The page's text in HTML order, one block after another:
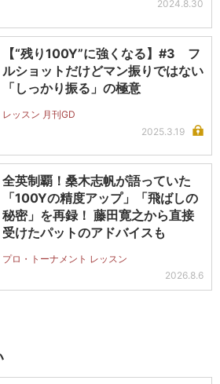
2024.8.30
【“残り100Y”に強くなる】#3 フ
ルショットだけどマン振りではない
「しっかり振る」の極意
レッスン 月刊GD
2025.3.19
全英制覇！桑木志帆が語っていた
「100Yの精度アップ」「飛ばしの
秘密」を再録！ 藤田寛之から直接
受けたパットのアドバイスも
プロ・トーナメント レッスン
2026.8.6